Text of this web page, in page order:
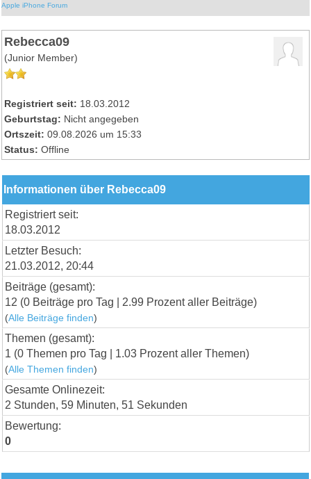
Apple iPhone Forum
Rebecca09
(Junior Member)
Registriert seit: 18.03.2012
Geburtstag: Nicht angegeben
Ortszeit: 09.08.2026 um 15:33
Status: Offline
Informationen über Rebecca09
Registriert seit:
18.03.2012
Letzter Besuch:
21.03.2012, 20:44
Beiträge (gesamt):
12 (0 Beiträge pro Tag | 2.99 Prozent aller Beiträge)
(Alle Beiträge finden)
Themen (gesamt):
1 (0 Themen pro Tag | 1.03 Prozent aller Themen)
(Alle Themen finden)
Gesamte Onlinezeit:
2 Stunden, 59 Minuten, 51 Sekunden
Bewertung:
0